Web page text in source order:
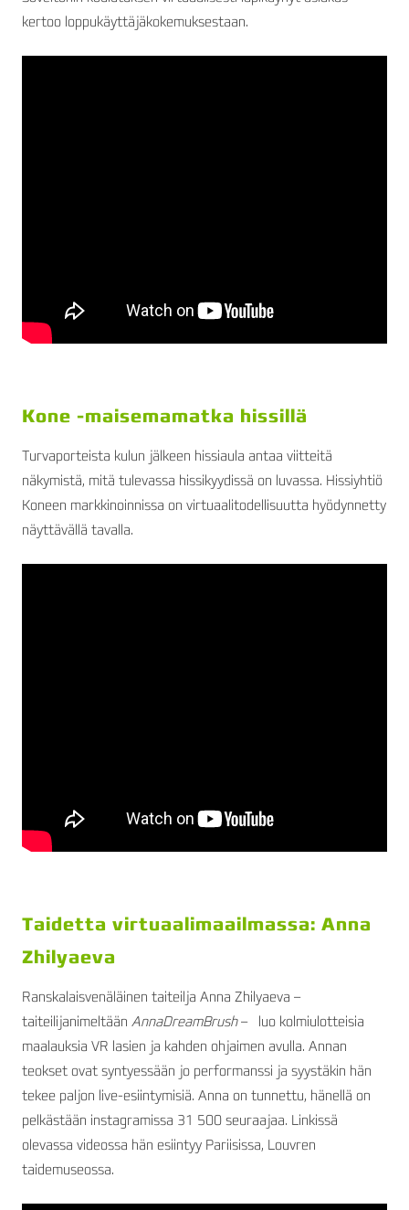
kertoo loppukäyttäjäkokemuksestaan.
Kone -maisemamatka hissillä
Turvaporteista kulun jälkeen hissiaula antaa viitteitä
näkymistä, mitä tulevassa hissikyydissä on luvassa. Hissiyhtiö
Koneen markkinoinnissa on virtuaalitodellisuutta hyödynnetty
näyttävällä tavalla.
Taidetta virtuaalimaailmassa: Anna
Zhilyaeva
Ranskalaisvenäläinen taiteilja Anna Zhilyaeva –
taiteilijanimeltään AnnaDreamBrush– luo kolmiulotteisia
maalauksia VR lasien ja kahden ohjaimen avulla. Annan
teokset ovat syntyessään jo performanssi ja syystäkin hän
tekee paljon live-esiintymisiä. Anna on tunnettu, hänellä on
pelkästään instagramissa 31 500 seuraajaa. Linkissä
olevassa videossa hän esiintyy Pariisissa, Louvren
taidemuseossa.